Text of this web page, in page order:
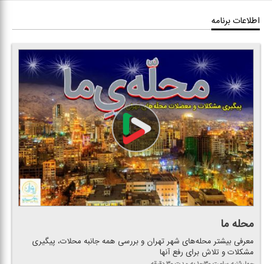
اطلاعات برنامه
محله ما
معرفی بیشتر محله‌های شهر تهران و بررسی همه جانبه محلات، پیگیری
مشكلات و تلاش برای رفع آنها